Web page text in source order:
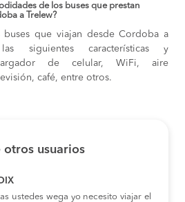
de los buses que prestan
a Trelew?
buses que viajan desde Cordoba a
siguientes características y
de celular, WiFi, aire
café, entre otros.
otros usuarios
ustedes wega yo necesito viajar el